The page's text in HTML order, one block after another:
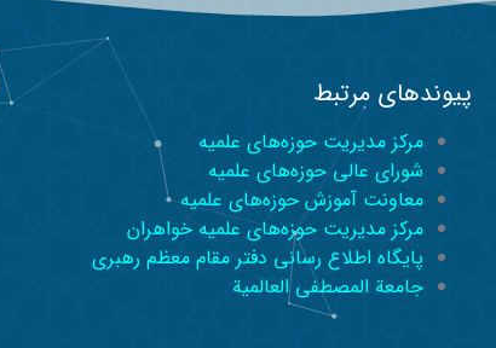
پیوندهای مرتبط
مرکز مدیریت حوزه‌های علمیه
شورای عالی حوزه‌های علمیه
معاونت آموزش حوزه‌های علمیه
مرکز مدیریت حوزه‌های علمیه خواهران
پایگاه اطلاع رسانی دفتر مقام معظم رهبری
جامعة المصطفی العالمیة